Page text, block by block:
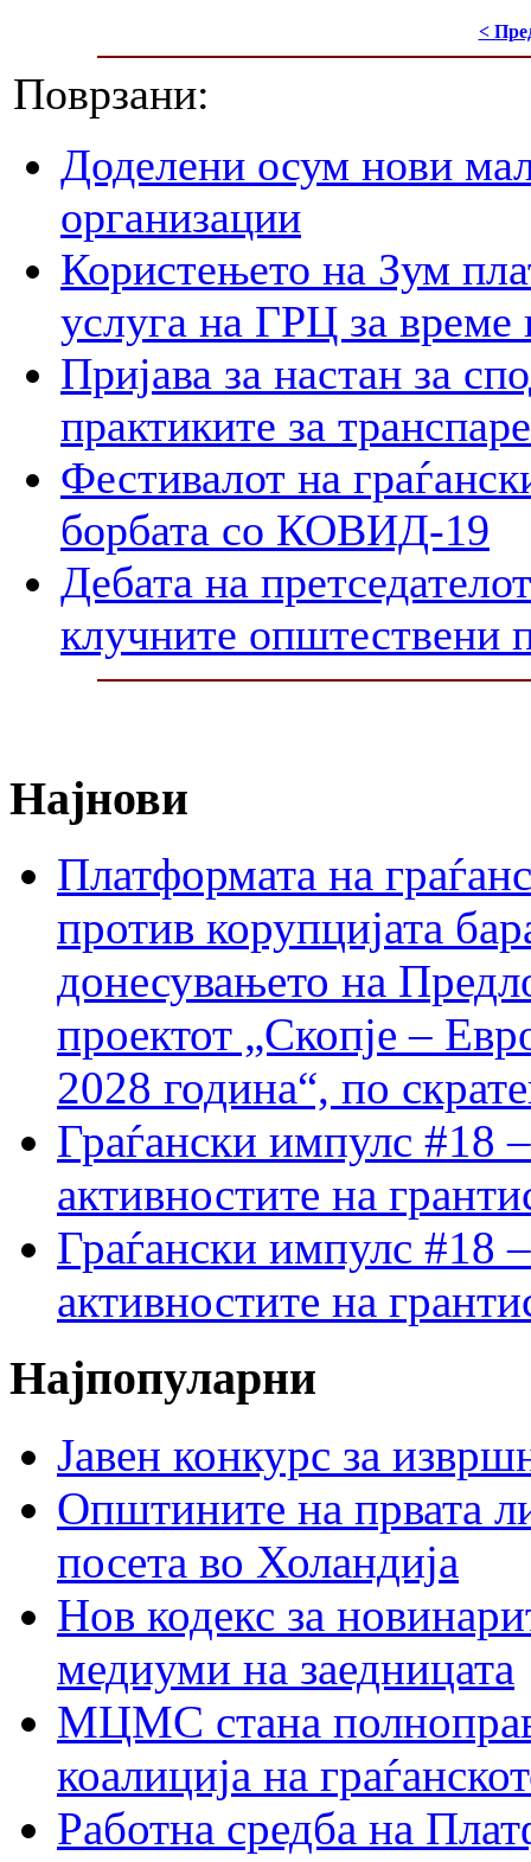
<
Поврзани:
Доделени осум нови
организации
Користењето на Зум
услуга на ГРЦ за време
Пријава за настан за
практиките за
Фестивалот на
борбата со КОВИД-19
Дебата на
клучните општествени
Најнови
Платформата на
против корупцијата
донесувањето на
проектот „Скопје –
2028 година“, по
Граѓански импулс #18
активностите на
Граѓански импулс #18
активностите на
Најпопуларни
Јавен конкурс за
Општините на првата
посета во Холандија
Нов кодекс за
медиуми на заедницата
МЦМС стана
коалиција на
Работна средба на